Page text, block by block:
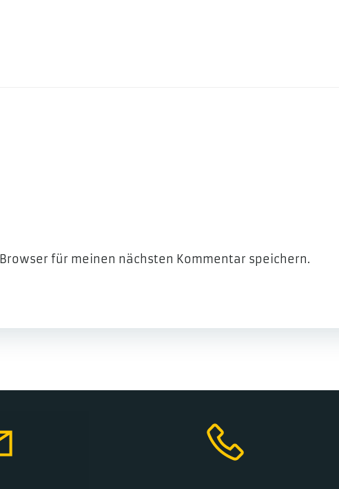
für meinen nächsten Kommentar speichern.